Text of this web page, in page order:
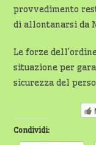
provvedimento
di allontanarsi da
Le forze
situazione per
sicurezza del
Condividi: